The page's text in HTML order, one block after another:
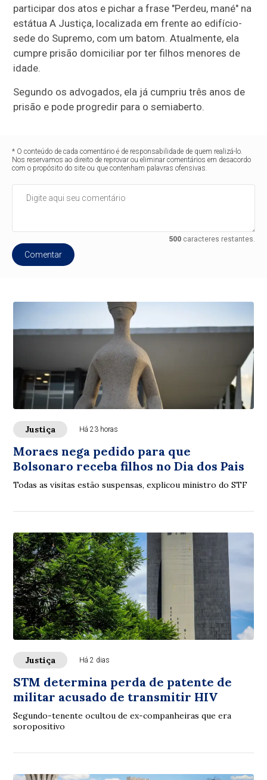
participar dos atos e pichar a frase "Perdeu, mané" na
estátua A Justiça, localizada em frente ao edifício-
sede do Supremo, com um batom. Atualmente, ela
cumpre prisão domiciliar por ter filhos menores de
idade.
Segundo os advogados, ela já cumpriu três anos de
prisão e pode progredir para o semiaberto.
* O conteúdo de cada comentário é de responsabilidade de quem realizá-lo.
Nos reservamos ao direito de reprovar ou eliminar comentários em desacordo
com o propósito do site ou que contenham palavras ofensivas.
500caracteres restantes.
Comentar
Justiça Há 23 horas
Moraes nega pedido para que
Bolsonaro receba filhos no Dia dos Pais
Todas as visitas estão suspensas, explicou ministro do STF
Justiça Há 2 dias
STM determina perda de patente de
militar acusado de transmitir HIV
Segundo-tenente ocultou de ex-companheiras que era
soropositivo